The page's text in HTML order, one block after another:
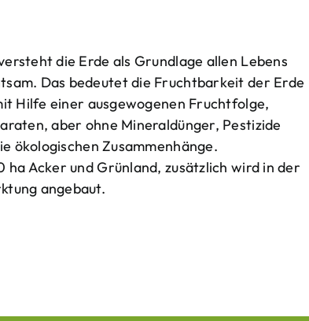
die Erde als Grundlage allen Lebens
Das bedeutet die Fruchtbarkeit der Erde
Hilfe einer ausgewogenen Fruchtfolge,
aber ohne Mineraldünger, Pestizide
ökologischen Zusammenhänge.
Acker und Grünland, zusätzlich wird in der
angebaut.